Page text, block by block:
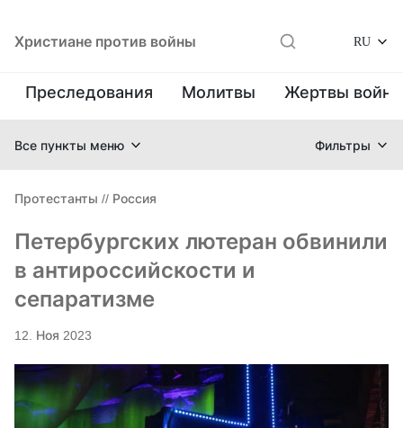
Христиане против войны RU
Преследования Молитвы Жертвы
Все пункты меню Фильтры
Протестанты // Россия
Петербургских лютеран обвинили
в антироссийскости и
сепаратизме
12. Ноя 2023